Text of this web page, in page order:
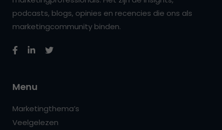
podcasts, blogs, opinies en recencies die ons als
marketingcommunity binden.
Menu
Marketingthema’s
Veelgelezen